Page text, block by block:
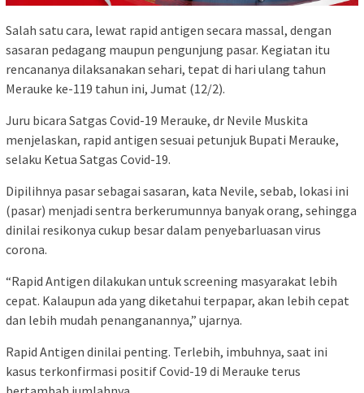
Salah satu cara, lewat rapid antigen secara massal, dengan
sasaran pedagang maupun pengunjung pasar. Kegiatan itu
rencananya dilaksanakan sehari, tepat di hari ulang tahun
Merauke ke-119 tahun ini, Jumat (12/2).
Juru bicara Satgas Covid-19 Merauke, dr Nevile Muskita
menjelaskan, rapid antigen sesuai petunjuk Bupati Merauke,
selaku Ketua Satgas Covid-19.
Dipilihnya pasar sebagai sasaran, kata Nevile, sebab, lokasi ini
(pasar) menjadi sentra berkerumunnya banyak orang, sehingga
dinilai resikonya cukup besar dalam penyebarluasan virus
corona.
“Rapid Antigen dilakukan untuk screening masyarakat lebih
cepat. Kalaupun ada yang diketahui terpapar, akan lebih cepat
dan lebih mudah penanganannya,” ujarnya.
Rapid Antigen dinilai penting. Terlebih, imbuhnya, saat ini
kasus terkonfirmasi positif Covid-19 di Merauke terus